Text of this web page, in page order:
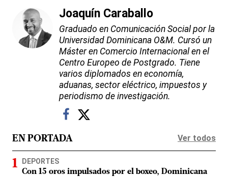
Joaquín Caraballo
Graduado en Comunicación Social por la
Universidad Dominicana O&M. Cursó un
Máster en Comercio Internacional en el
Centro Europeo de Postgrado. Tiene
varios diplomados en economía,
aduanas, sector eléctrico, impuestos y
periodismo de investigación.
EN PORTADA Ver todos
DEPORTES
Con 15 oros impulsados por el boxeo, Dominicana